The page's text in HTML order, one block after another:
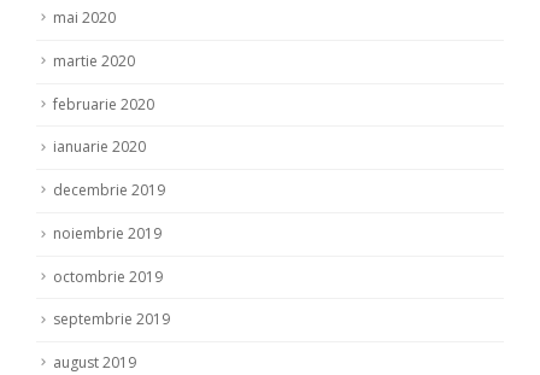
mai 2020
martie 2020
februarie 2020
ianuarie 2020
decembrie 2019
noiembrie 2019
octombrie 2019
septembrie 2019
august 2019